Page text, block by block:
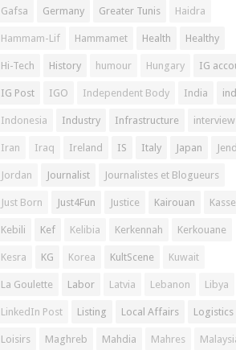
Gafsa Germany Greater Tunis Haidra
Hammam-Lif Hammamet Health Healthy
Hi-Tech History humour Hungary IG
IG Post IGO Independent Body India
Indonesia Industry Infrastructure interview
Iran Iraq Ireland IS Italy Japan
Jordan Journalist Journalistes et Blogueurs
Just Born Just4Fun Justice Kairouan
Kebili Kef Kelibia Kerkennah Kerkouane
Kesra KG Korea KultScene Kuwait
La Goulette Labor Latvia Lebanon Libya
LinkedIn Post Listing Local Affairs Logistics
Loisirs Maghreb Mahdia Mahres